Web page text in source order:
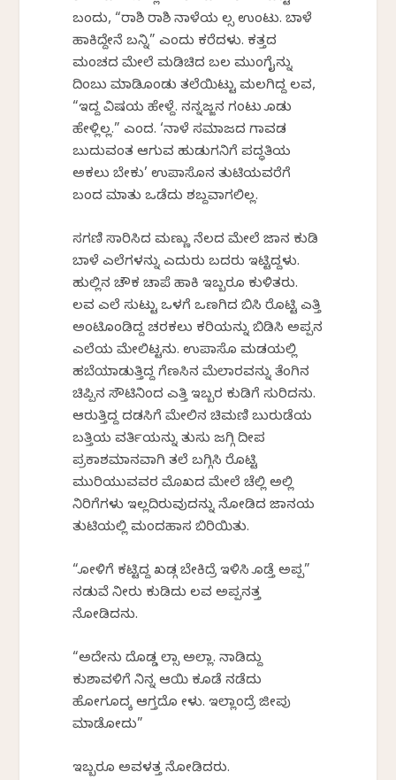
ಬಂದು, “ರಾಶಿ ರಾಶಿ ನಾಳೆಯ ಕೆಲ್ಸ ಉಂಟು. ಬಾಳೆ
ಹಾಕಿದ್ದೇನೆ ಬನ್ನಿ” ಎಂದು ಕರೆದಳು. ಕತ್ತದ
ಮಂಚದ ಮೇಲೆ ಮಡಿಚಿದ ಬಲ ಮುಂಗೈನ್ನು
ದಿಂಬು ಮಾಡಿಕೊಂಡು ತಲೆಯಿಟ್ಟು ಮಲಗಿದ್ದ ಲವ,
“ಇದ್ದ ವಿಷಯ ಹೇಳ್ದೆ. ನನ್ನಜ್ಜನ ಗಂಟು ಕೊಡು
ಹೇಳ್ಲಿಲ್ಲ.” ಎಂದ. ‘ನಾಳೆ ಸಮಾಜದ ಗಾವಡ
ಬುದುವಂತ ಆಗುವ ಹುಡುಗನಿಗೆ ಪದ್ಧತಿಯ
ಅಕಲು ಬೇಕು’ ಉಪಾಸೊನ ತುಟಿಯವರೆಗೆ
ಬಂದ ಮಾತು ಒಡೆದು ಶಬ್ದವಾಗಲಿಲ್ಲ.
ಸಗಣಿ ಸಾರಿಸಿದ ಮಣ್ಣು ನೆಲದ ಮೇಲೆ ಜಾನಕೆ ಕುಡಿ
ಬಾಳೆ ಎಲೆಗಳನ್ನು ಎದುರು ಬದರು ಇಟ್ಟಿದ್ದಳು.
ಹುಲ್ಲಿನ ಚೌಕ ಚಾಪೆ ಹಾಕಿ ಇಬ್ಬರೂ ಕುಳಿತರು.
ಲವ ಎಲೆ ಸುಟ್ಟು ಒಳಗೆ ಒಣಗಿದ ಬಿಸಿ ರೊಟ್ಟಿ ಎತ್ತಿ
ಅಂಟಿಕೊಂಡಿದ್ದ ಚರಕಲು ಕರಿಯನ್ನು ಬಿಡಿಸಿ ಅಪ್ಪನ
ಎಲೆಯ ಮೇಲಿಟ್ಟನು. ಉಪಾಸೊ ಮಡಕೆಯಲ್ಲಿ
ಹಬೆಯಾಡುತ್ತಿದ್ದ ಗೆಣಸಿನ ಮೆಲಾರವನ್ನು ತೆಂಗಿನ
ಚಿಪ್ಪಿನ ಸೌಟಿನಿಂದ ಎತ್ತಿ ಇಬ್ಬರ ಕುಡಿಕೆಗೆ ಸುರಿದನು.
ಆರುತ್ತಿದ್ದ ದಡಸಿಗೆ ಮೇಲಿನ ಚಿಮಣಿ ಬುರುಡೆಯ
ಬತ್ತಿಯ ವರ್ತಿಯನ್ನು ತುಸು ಜಗ್ಗಿ ದೀಪ
ಪ್ರಕಾಶಮಾನವಾಗಿ ತಲೆ ಬಗ್ಗಿಸಿ ರೊಟ್ಟಿ
ಮುರಿಯುವವರ ಮೊಖದ ಮೇಲೆ ಚೆಲ್ಲಿ ಅಲ್ಲಿ
ನಿರಿಗೆಗಳು ಇಲ್ಲದಿರುವುದನ್ನು ನೋಡಿದ ಜಾನಕೆಯ
ತುಟಿಯಲ್ಲಿ ಮಂದಹಾಸ ಬಿರಿಯಿತು.
“ಕೋಳಿಗೆ ಕಟ್ಟಿದ್ದ ಖಡ್ಗ ಬೇಕಿದ್ರೆ ಇಳಿಸಿ ಕೊಡ್ತೆ ಅಪ್ಪ”
ನಡುವೆ ನೀರು ಕುಡಿದು ಲವ ಅಪ್ಪನತ್ತ
ನೋಡಿದನು.
“ಅದೇನು ದೊಡ್ಡ ಕೆಲ್ಸಾ ಅಲ್ಲಾ. ನಾಡಿದ್ದು
ಕುಶಾವಳಿಗೆ ನಿನ್ನ ಆಯಿ ಕೂಡೆ ನಡೆದು
ಹೋಗೂದಕ್ಕೆ ಆಗ್ತದೊ ಕೇಳು. ಇಲ್ಲಾಂದ್ರೆ ಜೀಪು
ಮಾಡೋದು”
ಇಬ್ಬರೂ ಅವಳತ್ತ ನೋಡಿದರು.